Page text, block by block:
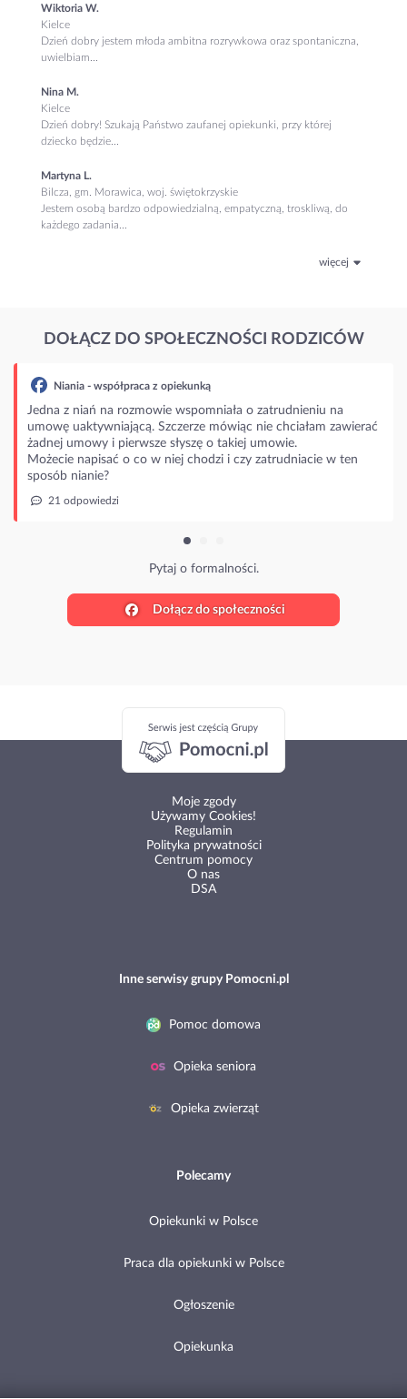
Wiktoria W.
Kielce
Dzień dobry jestem młoda ambitna rozrywkowa oraz spontaniczna,
uwielbiam...
Nina M.
Kielce
Dzień dobry! Szukają Państwo zaufanej opiekunki, przy której
dziecko będzie...
Martyna L.
Bilcza, gm. Morawica, woj. świętokrzyskie
Jestem osobą bardzo odpowiedzialną, empatyczną, troskliwą, do
każdego zadania...
więcej
DOŁĄCZ DO SPOŁECZNOŚCI RODZICÓW
z opiekunką
rozmowie wspomniała o zatrudnieniu na
Szczerze mówiąc nie chciałam zawierać
i pierwsze słyszę o takiej umowie.
o co w niej chodzi i czy zatrudniacie w ten
Pytaj o formalności.
Dołącz do społeczności
Moje zgody
Używamy Cookies!
Regulamin
Polityka prywatności
Centrum pomocy
O nas
DSA
Inne serwisy grupy Pomocni.pl
Pomoc domowa
Opieka seniora
Opieka zwierząt
Polecamy
Opiekunki w Polsce
Praca dla opiekunki w Polsce
Ogłoszenie
Opiekunka